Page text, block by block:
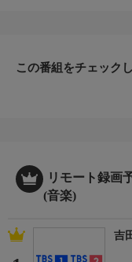
この番組をチェック
リモート録画
(音楽)
吉